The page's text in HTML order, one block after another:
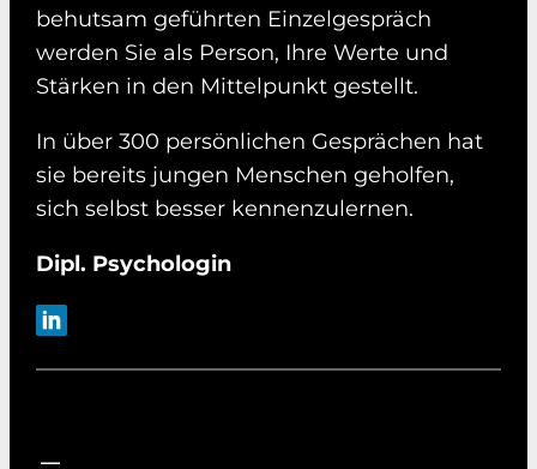
behutsam geführten Einzelgespräch
werden Sie als Person, Ihre Werte und
Stärken in den Mittelpunkt gestellt.
In über 300 persönlichen Gesprächen hat
sie bereits jungen Menschen geholfen,
sich selbst besser kennenzulernen.
Dipl. Psychologin